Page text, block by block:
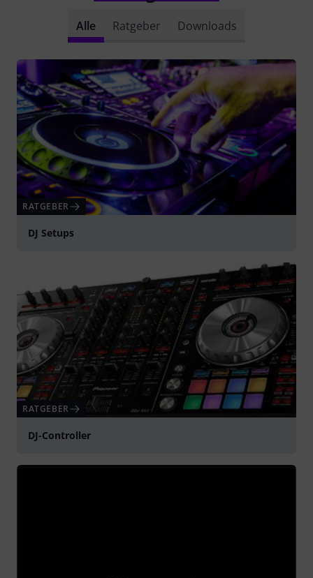
Alle Ratgeber Downloads
RATGEBER
DJ Setups
RATGEBER
DJ-Controller